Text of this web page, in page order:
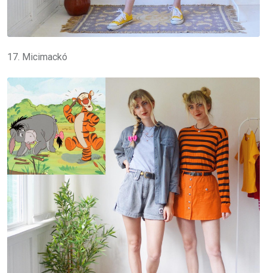
17. Micimackó